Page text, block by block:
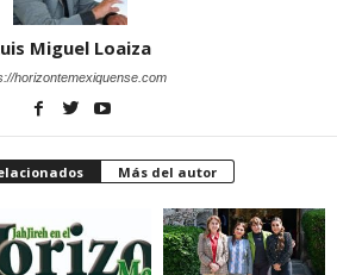
Miguel Loaiza
horizontemexiquense.com
Más del autor